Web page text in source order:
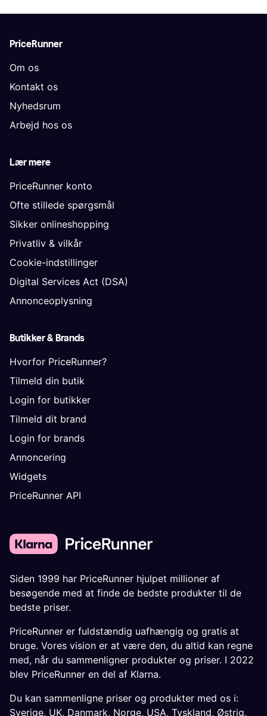
PriceRunner
Om os
Kontakt os
Nyhedsrum
Arbejd hos os
Lær mere
PriceRunner konto
Ofte stillede spørgsmål
Sikker onlineshopping
Privatliv & vilkår
Cookie-indstillinger
Digital Services Act (DSA)
Annonceoplysning
Butikker & Brands
Hvorfor PriceRunner?
Tilmeld din butik
Login for butikker
Tilmeld dit brand
Login for brands
Annoncering
Widgets
PriceRunner API
Siden 1999 har PriceRunner hjulpet millioner af
besøgende med at finde de bedste produkter til de
bedste priser.
PriceRunner er fuldstændig uafhængig og gratis at
bruge. Vores vision er at være den, du altid kan regne
med, når du sammenligner produkter og priser. I 2022
blev PriceRunner en del af Klarna.
Du kan sammenligne priser og produkter med os i:
Sverige, UK, Danmark, Norge, USA, Tyskland, Østrig,